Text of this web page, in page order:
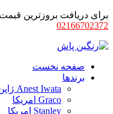
برای دریافت بروزترین
02166702372
صفحه نخست
برندها
Anest Iwata ژاپن
Graco امریکا
Stanley امریکا